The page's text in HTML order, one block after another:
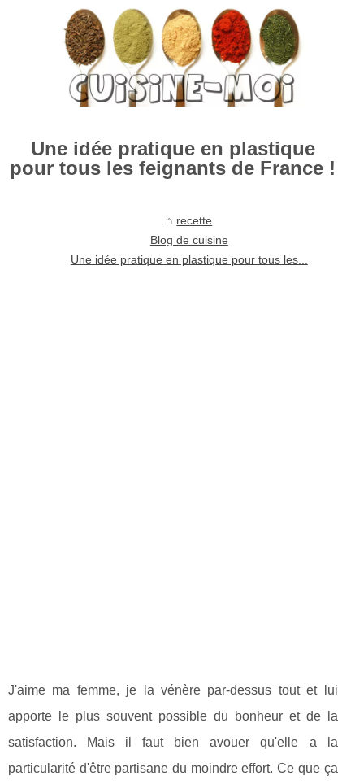
Une idée pratique en plastique
pour tous les feignants de France !
recette
Blog de cuisine
Une idée pratique en plastique pour tous les...
J'aime ma femme, je la vénère par-dessus tout et lui
apporte le plus souvent possible du bonheur et de la
satisfaction. Mais il faut bien avouer qu'elle a la
particularité d'être partisane du moindre effort. Ce que ça